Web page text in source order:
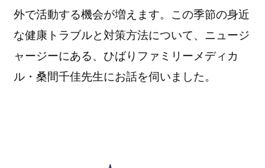
外で活動する機会が増えます。この季節の身近
な健康トラブルと対策方法について、ニュージ
ャージーにある、ひばりファミリーメディカ
ル・桑間千佳先生にお話を伺いました。